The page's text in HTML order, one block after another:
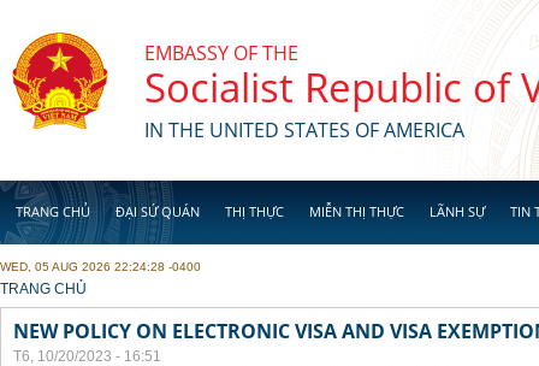
EMBASSY OF THE
Socialist Republic of
IN THE UNITED STATES OF AMERICA
TRANG CHỦ ĐẠI SỨ QUÁN THỊ THỰC MIỄN THỊ THỰC LÃNH SỰ TIN
WED, 05 AUG 2026 22:24:28 -0400
YOU ARE HERE
TRANG CHỦ
NEW POLICY ON ELECTRONIC VISA AND VISA
T6, 10/20/2023 - 16:51